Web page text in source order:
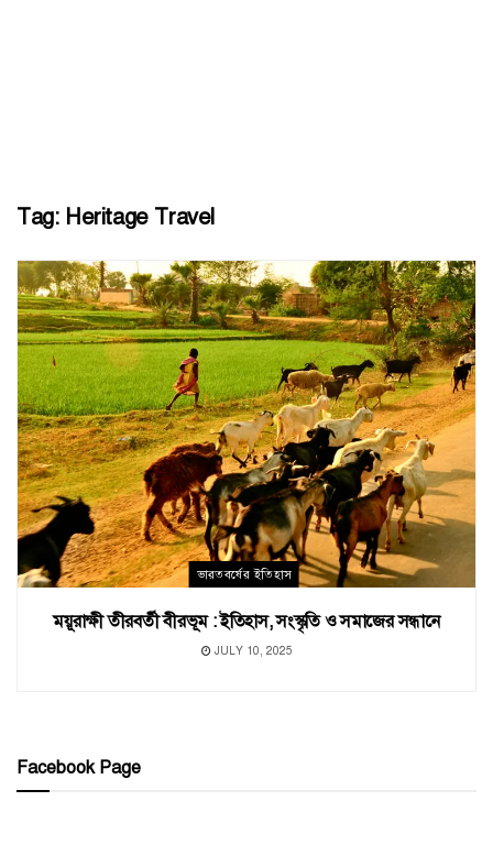
Tag: Heritage Travel
ভারতবর্ষের ইতিহাস
ময়ূরাক্ষী তীরবর্তী বীরভূম : ইতিহাস, সংস্কৃতি ও সমাজের সন্ধানে
JULY 10, 2025
Facebook Page